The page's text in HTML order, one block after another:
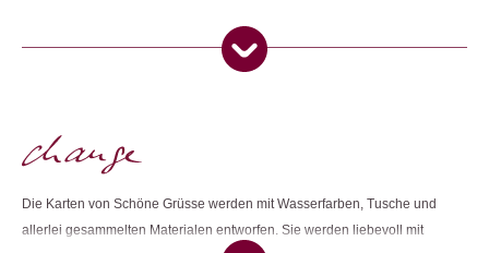
Dieses Produkt weiterempfehlen:
Es gibt noch keine Rezensionen.
Die Karten von Schöne Grüsse werden mit Wasserfarben, Tusche und
allerlei gesammelten Materialen entworfen. Sie werden liebevoll mit